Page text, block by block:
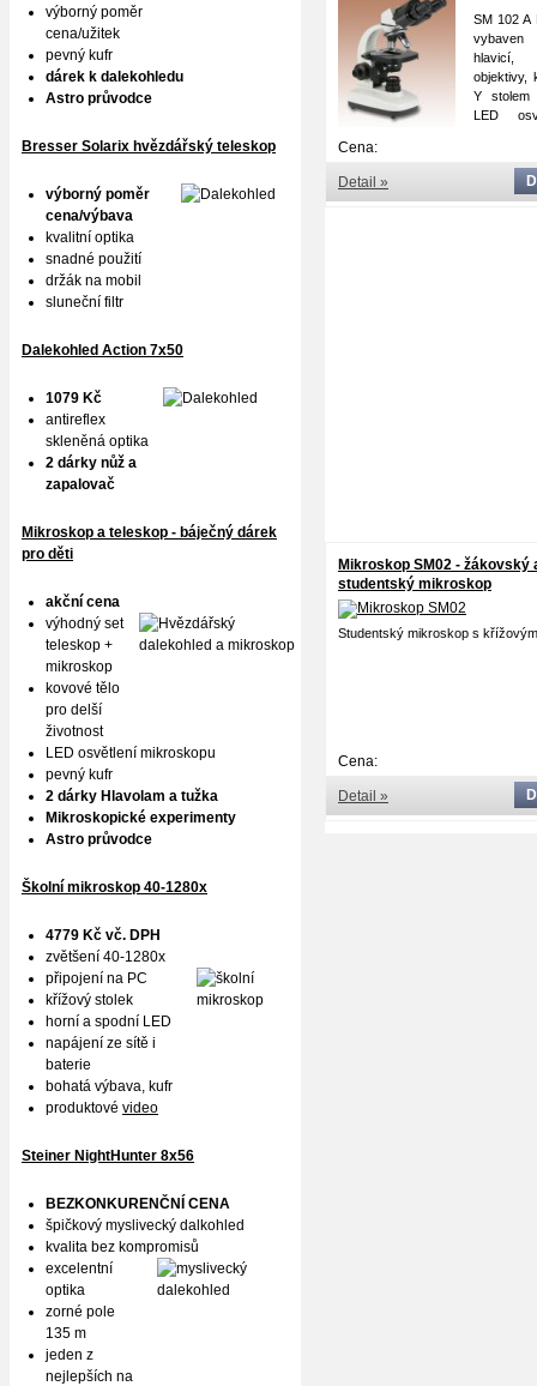
SM 102 A
vybaven
objektivy,
Y stolem
LED
Cena:
Detail »
Mikroskop SM02 - žákovský
studentský mikroskop
Studentský mikroskop s
Cena:
Detail »
výborný poměr
cena/užitek
pevný kufr
dárek k dalekohledu
Astro průvodce
Bresser Solarix hvězdářský teleskop
výborný poměr
cena/výbava
kvalitní optika
snadné použití
držák na mobil
sluneční filtr
Dalekohled Action 7x50
1079 Kč
antireflex
skleněná optika
2 dárky nůž a
zapalovač
Mikroskop a teleskop - báječný dárek
pro děti
akční cena
výhodný set
teleskop +
mikroskop
kovové tělo
pro delší
životnost
LED osvětlení mikroskopu
pevný kufr
2 dárky Hlavolam a tužka
Mikroskopické experimenty
Astro průvodce
Školní mikroskop 40-1280x
4779 Kč vč. DPH
zvětšení 40-1280x
připojení na PC
křížový stolek
horní a spodní LED
napájení ze sítě i
baterie
bohatá výbava, kufr
produktové video
Steiner NightHunter 8x56
BEZKONKURENČNÍ CENA
špičkový myslivecký dalkohled
kvalita bez kompromisů
excelentní
optika
zorné pole
135 m
jeden z
nejlepších na